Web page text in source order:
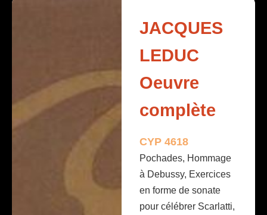
JACQUES
LEDUC
Oeuvre
complète
CYP 4618
Pochades, Hommage
à Debussy, Exercices
en forme de sonate
pour célébrer Scarlatti,